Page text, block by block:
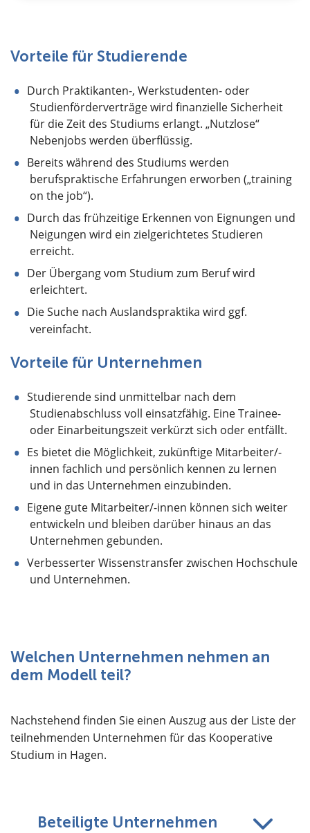
Vorteile für Studierende
Durch Praktikanten-, Werkstudenten- oder
Studienförderverträge wird finanzielle Sicherheit
für die Zeit des Studiums erlangt. „Nutzlose“
Nebenjobs werden überflüssig.
Bereits während des Studiums werden
berufspraktische Erfahrungen erworben („training
on the job“).
Durch das frühzeitige Erkennen von Eignungen und
Neigungen wird ein zielgerichtetes Studieren
erreicht.
Der Übergang vom Studium zum Beruf wird
erleichtert.
Die Suche nach Auslandspraktika wird ggf.
vereinfacht.
Vorteile für Unternehmen
Studierende sind unmittelbar nach dem
Studienabschluss voll einsatzfähig. Eine Trainee-
oder Einarbeitungszeit verkürzt sich oder entfällt.
Es bietet die Möglichkeit, zukünftige Mitarbeiter/-
innen fachlich und persönlich kennen zu lernen
und in das Unternehmen einzubinden.
Eigene gute Mitarbeiter/-innen können sich weiter
entwickeln und bleiben darüber hinaus an das
Unternehmen gebunden.
Verbesserter Wissenstransfer zwischen Hochschule
und Unternehmen.
Welchen Unternehmen nehmen an
dem Modell teil?
Nachstehend finden Sie einen Auszug aus der Liste der
teilnehmenden Unternehmen für das Kooperative
Studium in Hagen.
Beteiligte Unternehmen